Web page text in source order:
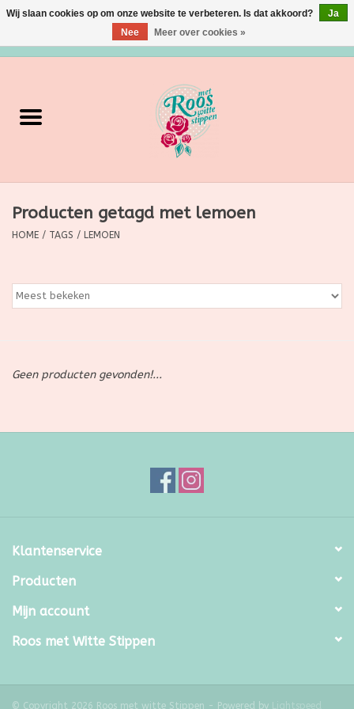
Verzorging
Grimeermateriaal
Huishoudartikelen
Kadootjes
Producten getagd met lemoen
HOME / TAGS / LEMOEN
Geen producten gevonden!...
Klantenservice
Producten
Mijn account
Roos met Witte Stippen
© Copyright 2026 Roos met witte Stippen - Powered by Lightspeed
Wij slaan cookies op om onze website te verbeteren. Is dat akkoord?
Ja
Nee
Meer over cookies »